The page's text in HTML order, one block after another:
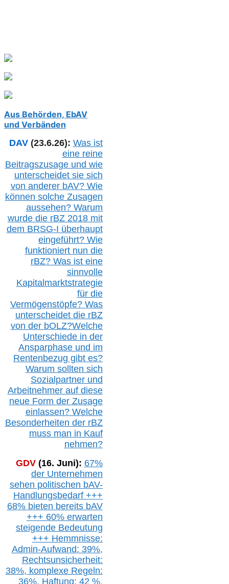
Aus Behörden, EbAV
und Verbänden
DAV (23.6.26): Was ist
eine reine
Beitragszusage und wie
unterscheidet sie sich
von anderer bAV? Wie
können solche Zusagen
aussehen? Warum
wurde die rBZ2018 mit
dem BRSG-I überhaupt
eingeführt? Wie
funktioniert nun die
rBZ? Was ist eine
sinnvolle
Kapitalmarktstrategie
für die
Vermögenstöpfe? Was
unterscheidet die rBZ
von der bOLZ?Welche
Unterschiede in der
Ansparphase und im
Rentenbezug gibt es?
Warum sollten sich
Sozialpartner und
Arbeitnehmer auf diese
neue Form der Zusage
einlassen? Welche
Besonderheiten der rBZ
muss man in Kauf
nehmen?
GDV (16. Juni): 67%
der Unternehmen
sehen politischen bAV-
Handlungsbedarf +++
68% bieten bereits bAV
+++ 60% erwarten
steigende Bedeutung
+++ Hemmnisse:
Admin-Aufwand: 39%,
Rechtsunsicherheit:
38%, komplexe Regeln:
36%, Haftung: 42 %,